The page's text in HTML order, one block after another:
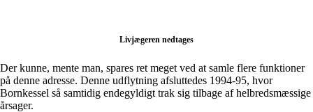
Livjægeren nedtages
Der kunne, mente man, spares ret meget ved at samle flere funktioner
på denne adresse. Denne udflytning afsluttedes 1994-95, hvor
Bornkessel så samtidig endegyldigt trak sig tilbage af helbredsmæssige
årsager.